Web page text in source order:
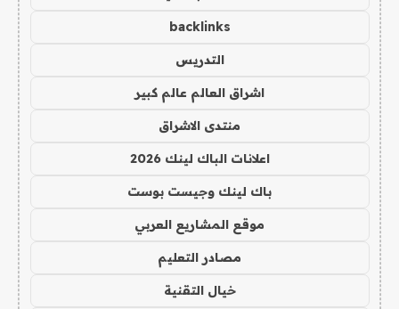
backlinks
التدريس
اشراق العالم عالم كبير
منتدى الاشراق
اعلانات الباك لينك 2026
باك لينك وجيست بوست
موقع المشاريع العربي
مصادر التعليم
خيال التقنية